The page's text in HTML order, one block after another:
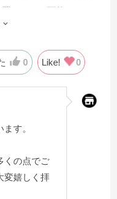
くことも可能です。
コンセントがあり就
0 Like! 0
す。
くの点でご
変嬉しく拝